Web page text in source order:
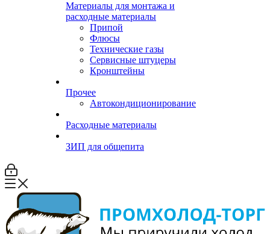
Материалы для монтажа и
расходные материалы
Припой
Флюсы
Технические газы
Сервисные штуцеры
Кронштейны
Прочее
Автокондиционирование
Расходные материалы
ЗИП для общепита